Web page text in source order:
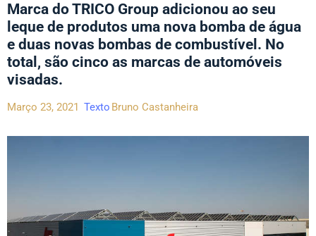
Marca do TRICO Group adicionou ao seu
leque de produtos uma nova bomba de água
e duas novas bombas de combustível. No
total, são cinco as marcas de automóveis
visadas.
Março 23, 2021 Texto Bruno Castanheira